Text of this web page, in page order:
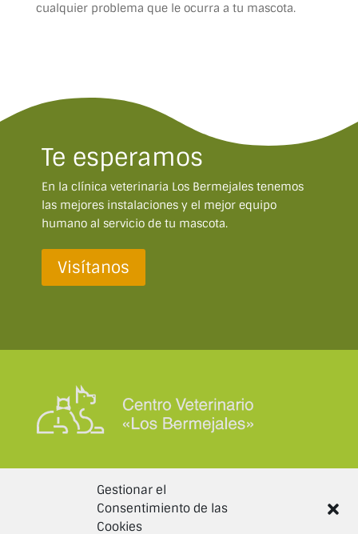
Gestionar el
Consentimiento de las
Cookies
cualquier problema que le ocurra a tu mascota.
Te esperamos
En la clínica veterinaria Los Bermejales tenemos
las mejores instalaciones y el mejor equipo
humano al servicio de tu mascota.
Visítanos
DATOS DE CONTACTO
info@clinicaveterinarialosbermejales.com